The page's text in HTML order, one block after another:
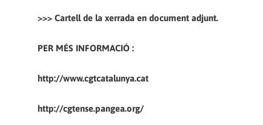
>>> Cartell de la xerrada en document adjunt.
PER MÉS INFORMACIÓ :
http://www.cgtcatalunya.cat
http://cgtense.pangea.org/